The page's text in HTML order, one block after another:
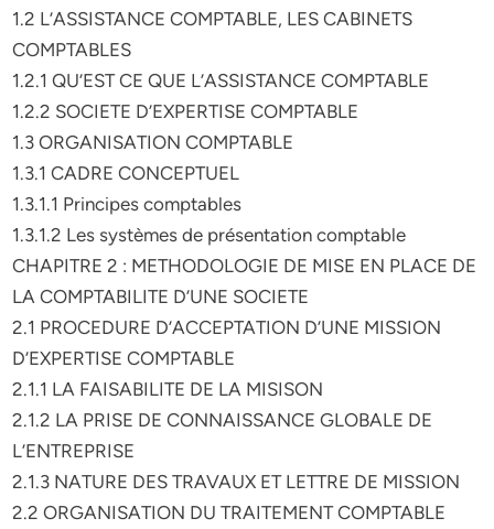
1.2 L’ASSISTANCE COMPTABLE, LES CABINETS
COMPTABLES
1.2.1 QU’EST CE QUE L’ASSISTANCE COMPTABLE
1.2.2 SOCIETE D’EXPERTISE COMPTABLE
1.3 ORGANISATION COMPTABLE
1.3.1 CADRE CONCEPTUEL
1.3.1.1 Principes comptables
1.3.1.2 Les systèmes de présentation comptable
CHAPITRE 2 : METHODOLOGIE DE MISE EN PLACE DE
LA COMPTABILITE D’UNE SOCIETE
2.1 PROCEDURE D’ACCEPTATION D’UNE MISSION
D’EXPERTISE COMPTABLE
2.1.1 LA FAISABILITE DE LA MISISON
2.1.2 LA PRISE DE CONNAISSANCE GLOBALE DE
L’ENTREPRISE
2.1.3 NATURE DES TRAVAUX ET LETTRE DE MISSION
2.2 ORGANISATION DU TRAITEMENT COMPTABLE